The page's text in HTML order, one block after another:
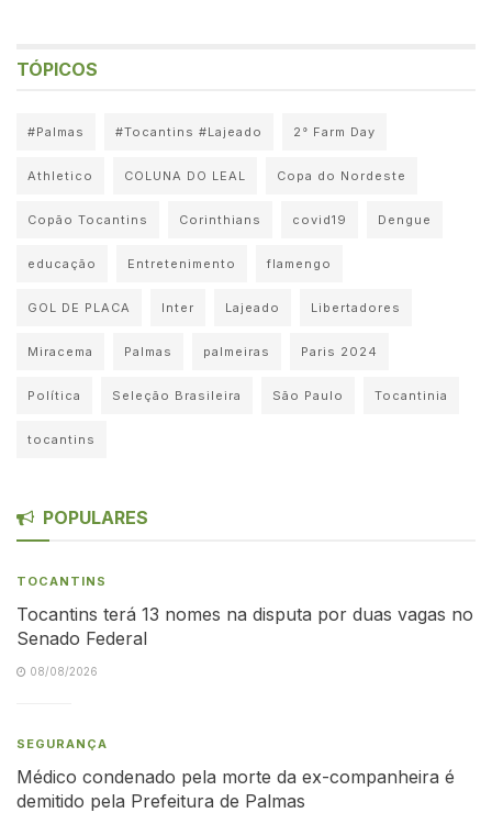
TÓPICOS
#Palmas #Tocantins #Lajeado 2° Farm Day
Athletico COLUNA DO LEAL Copa do Nordeste
Copão Tocantins Corinthians covid19 Dengue
educação Entretenimento flamengo
GOL DE PLACA Inter Lajeado Libertadores
Miracema Palmas palmeiras Paris 2024
Política Seleção Brasileira São Paulo Tocantinia
tocantins
POPULARES
TOCANTINS
Tocantins terá 13 nomes na disputa por duas vagas no
Senado Federal
08/08/2026
SEGURANÇA
Médico condenado pela morte da ex-companheira é
demitido pela Prefeitura de Palmas